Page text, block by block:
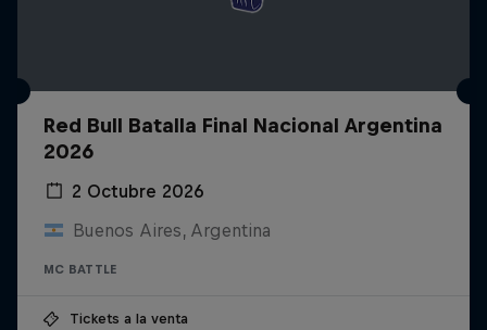
Red Bull Batalla Final Nacional Argentina
2026
2 Octubre 2026
Buenos Aires, Argentina
MC BATTLE
Tickets a la venta